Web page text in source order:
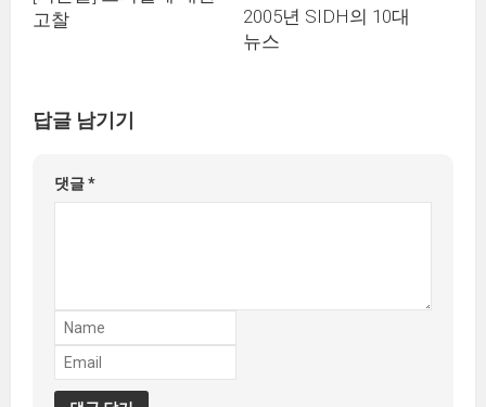
고찰
2005년 SIDH의 10대
뉴스
답글 남기기
댓글*